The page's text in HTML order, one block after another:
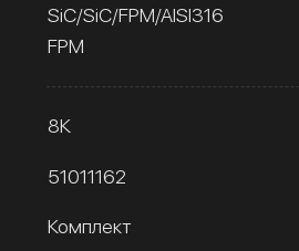
SiC/SiC/FPM/AISI316
FPM
8К
51011162
Комплект